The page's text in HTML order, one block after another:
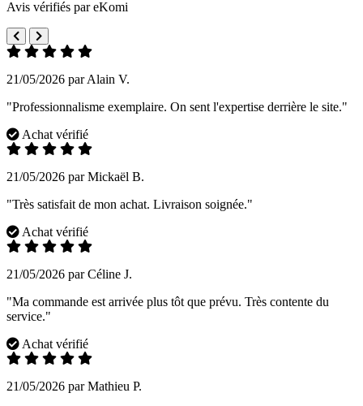
Avis vérifiés par eKomi
21/05/2026 par Alain V.
"Professionnalisme exemplaire. On sent l'expertise derrière le site."
Achat vérifié
21/05/2026 par Mickaël B.
"Très satisfait de mon achat. Livraison soignée."
Achat vérifié
21/05/2026 par Céline J.
"Ma commande est arrivée plus tôt que prévu. Très contente du
service."
Achat vérifié
21/05/2026 par Mathieu P.